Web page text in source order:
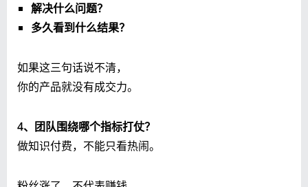
解决什么问题？
多久看到什么结果？
如果这三句话说不清，
你的产品就没有成交力。
4、团队围绕哪个指标打仗？
做知识付费，不能只看热闹。